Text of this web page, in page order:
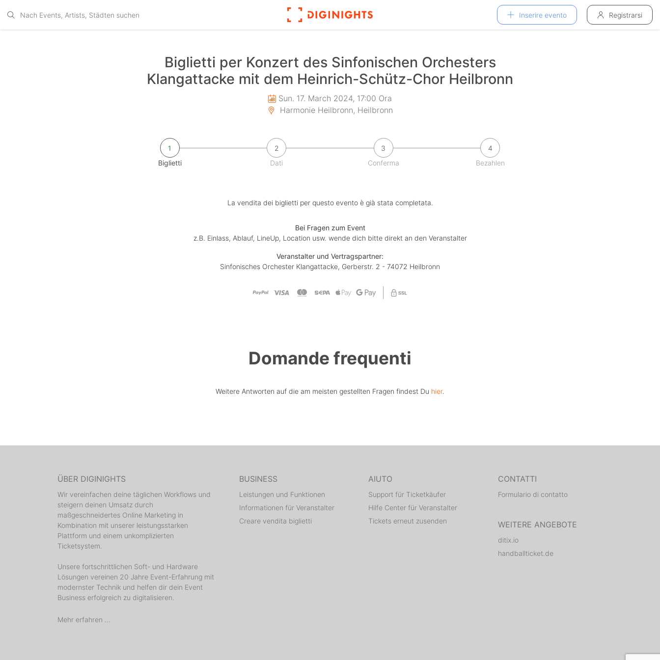
Inserire evento Registrarsi
Biglietti per Konzert des Sinfonischen Orchesters
Klangattacke mit dem Heinrich-Schütz-Chor Heilbronn
Sun. 17. March 2024, 17:00 Ora
Harmonie Heilbronn, Heilbronn
1
Biglietti
2
Dati
3
Conferma
4
Bezahlen
La vendita dei biglietti per questo evento è già stata completata.
Bei Fragen zum Event
z.B. Einlass, Ablauf, LineUp, Location usw. wende dich bitte direkt an den Veranstalter
Veranstalter und Vertragspartner:
Sinfonisches Orchester Klangattacke, Gerberstr. 2 - 74072 Heilbronn
Domande frequenti
Weitere Antworten auf die am meisten gestellten Fragen findest Du hier.
ÜBER DIGINIGHTS
Wir vereinfachen deine täglichen Workflows und
steigern deinen Umsatz durch
maßgeschneidertes Online Marketing in
Kombination mit unserer leistungsstarken
Plattform und einem unkomplizierten
Ticketsystem.
Unsere fortschrittlichen Soft- und Hardware
Lösungen vereinen 20 Jahre Event-Erfahrung mit
modernster Technik und helfen dir dein Event
Business erfolgreich zu digitalisieren.
Mehr erfahren ...
BUSINESS
Leistungen und Funktionen
Informationen für Veranstalter
Creare vendita biglietti
AIUTO
Support für Ticketkäufer
Hilfe Center für Veranstalter
Tickets erneut zusenden
CONTATTI
Formulario di contatto
WEITERE ANGEBOTE
ditix.io
handballticket.de